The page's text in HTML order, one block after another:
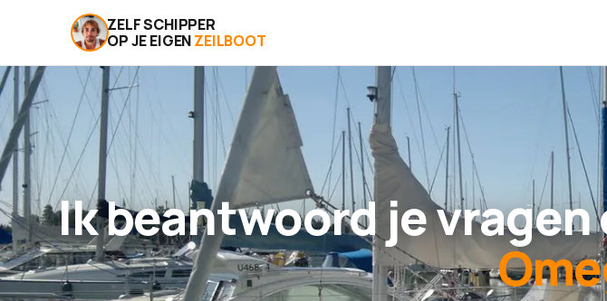
ZELF SCHIPPER
OP JE EIGENZEILBOOT
Ik beantwoord je vragen